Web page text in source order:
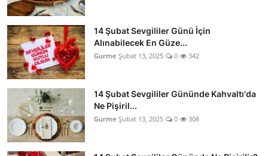
14 Şubat Sevgililer Günü İçin
Alınabilecek En Güze...
Gurme Şubat 13, 2025 0 342
14 Şubat Sevgililer Gününde Kahvaltı'da
Ne Pişiril...
Gurme Şubat 13, 2025 0 308